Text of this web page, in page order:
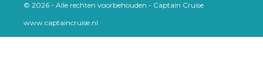
© 2026 - Alle rechten voorbehouden - Captain Cruise
www.captaincruise.nl